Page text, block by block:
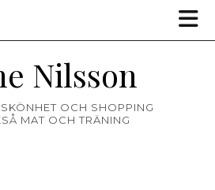
Nilsson
OCH SHOPPING
MAT OCH TRÄNING